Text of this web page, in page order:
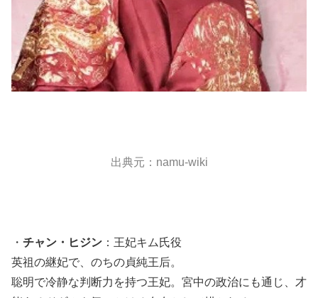
出典元：namu-wiki
・ チャン・ヒジン ：王妃キム氏役
英祖の継妃で、のちの貞純王后。
聡明で冷静な判断力を持つ王妃。宮中の政治にも通じ、才